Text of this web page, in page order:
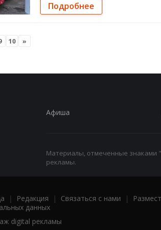
Подробнее
10 »
Афиша
Материалы, отмеченные знаками
рекламы.
| Редакция | Связаться с нами |
данных
digital рекламы